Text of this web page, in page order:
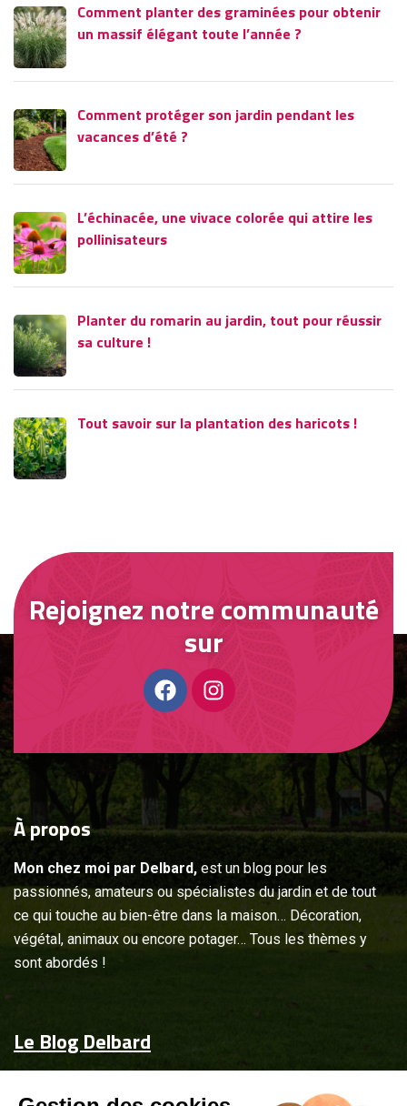
Comment planter des graminées pour obtenir
un massif élégant toute l’année ?
Comment protéger son jardin pendant les
vacances d’été ?
L’échinacée, une vivace colorée qui attire les
pollinisateurs
Planter du romarin au jardin, tout pour réussir
sa culture !
Tout savoir sur la plantation des haricots !
Rejoignez notre communauté
sur
Àpropos
Mon chez moi par Delbard, est un blog pour les
passionnés, amateurs ou spécialistes du jardin et de tout
ce qui touche au bien-être dans la maison… Décoration,
végétal, animaux ou encore potager… Tous les thèmes y
sont abordés !
Le Blog Delbard